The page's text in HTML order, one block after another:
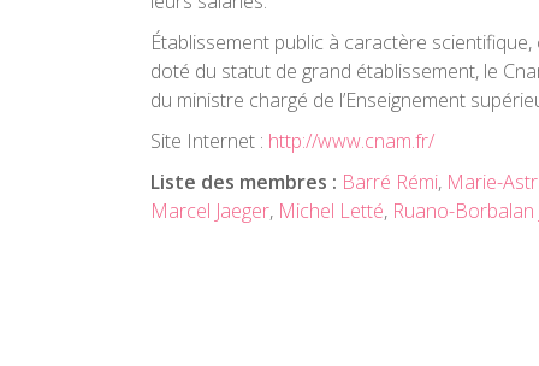
Établissement public à caractère
doté du statut de grand établissement, le
du ministre chargé de l’Enseignement
Site Internet : http://www.cnam.fr/
Liste des membres : Barré Rémi, Marie-
Marcel Jaeger, Michel Letté, Ruano-Borbalan